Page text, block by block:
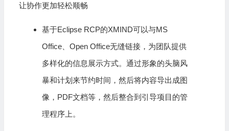
让协作更加轻松顺畅
基于Eclipse RCP的XMIND可以与MS
Office、Open Office无缝链接，为团队提供
多样化的信息展示方式。通过形象的头脑风
暴和计划来节约时间，然后将内容导出成图
像， PDF文档等，然后整合到引导项目的管
理程序上。